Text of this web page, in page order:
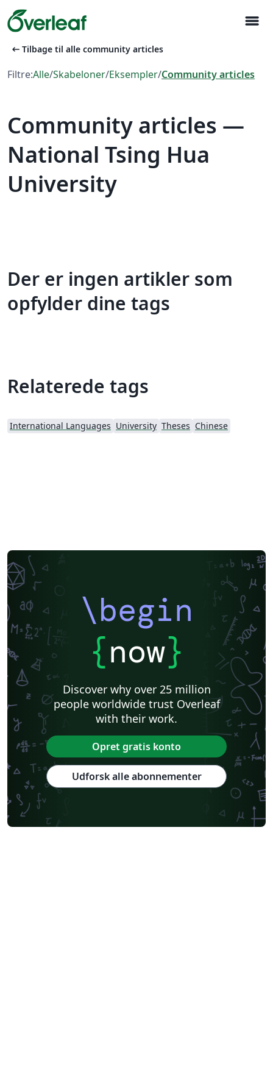
menu
arrow_left_alt Tilbage til alle community articles
Filtre:Alle/Skabeloner/Eksempler/Community articles
Community articles —
National Tsing Hua
University
Der er ingen artikler som
opfylder dine tags
Relaterede tags
International Languages University Theses Chinese
\begin
{now}
Discover why over 25 million
people worldwide trust Overleaf
with their work.
Opret gratis konto
Udforsk alle abonnementer